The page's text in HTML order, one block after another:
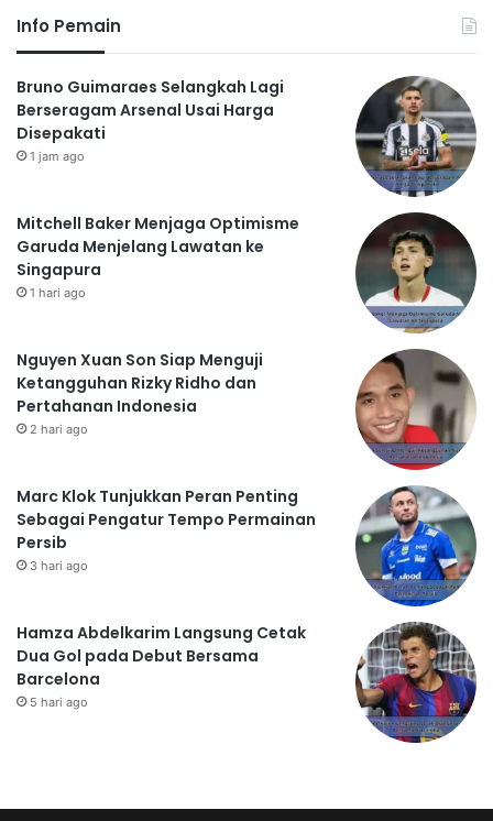
Info Pemain
Bruno Guimaraes Selangkah Lagi
Berseragam Arsenal Usai Harga
Disepakati
1 jam ago
Mitchell Baker Menjaga Optimisme
Garuda Menjelang Lawatan ke
Singapura
1 hari ago
Nguyen Xuan Son Siap Menguji
Ketangguhan Rizky Ridho dan
Pertahanan Indonesia
2 hari ago
Marc Klok Tunjukkan Peran Penting
Sebagai Pengatur Tempo Permainan
Persib
3 hari ago
Hamza Abdelkarim Langsung Cetak
Dua Gol pada Debut Bersama
Barcelona
5 hari ago